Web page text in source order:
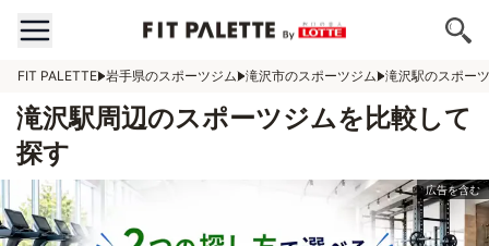
FIT PALETTE 岩手県のスポーツジム 滝沢市のスポーツジム 滝沢駅のスポー
滝沢駅周辺のスポーツジムを比較して
探す